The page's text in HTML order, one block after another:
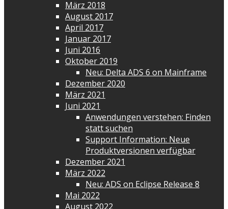
März 2018
August 2017
April 2017
Januar 2017
Juni 2016
Oktober 2019
Neu: Delta ADS 6 on Mainframe
Dezember 2020
März 2021
Juni 2021
Anwendungen verstehen: Finden
statt suchen
Support Information: Neue
Produktversionen verfügbar
Dezember 2021
März 2022
Neu: ADS on Eclipse Release 8
Mai 2022
August 2022